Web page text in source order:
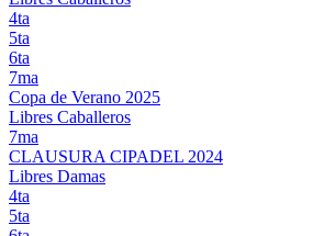
4ta
5ta
6ta
7ma
Copa de Verano 2025
Libres Caballeros
7ma
CLAUSURA CIPADEL 2024
Libres Damas
4ta
5ta